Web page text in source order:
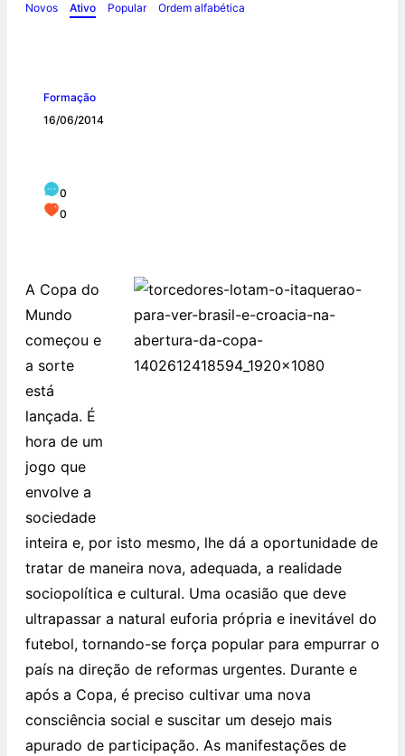
Novos Ativo Popular Ordem alfabética
Formação
16/06/2014
0
0
A Copa do
Mundo
começou e
a sorte
está
lançada. É
hora de um
jogo que
envolve a
sociedade
inteira e, por isto mesmo, lhe dá a oportunidade de
tratar de maneira nova, adequada, a realidade
sociopolítica e cultural. Uma ocasião que deve
ultrapassar a natural euforia própria e inevitável do
futebol, tornando-se força popular para empurrar o
país na direção de reformas urgentes. Durante e
após a Copa, é preciso cultivar uma nova
consciência social e suscitar um desejo mais
apurado de participação. As manifestações de